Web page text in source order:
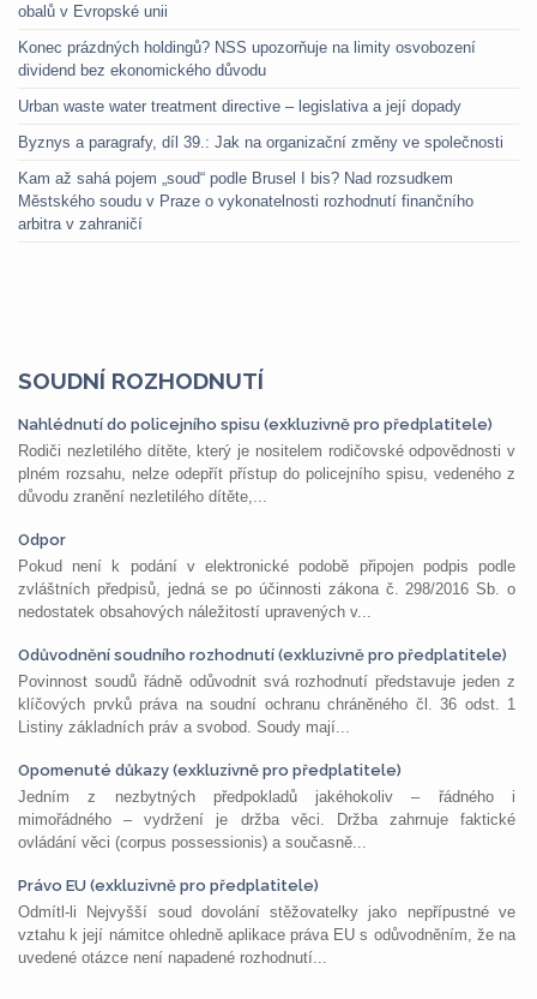
obalů v Evropské unii
Konec prázdných holdingů? NSS upozorňuje na limity osvobození
dividend bez ekonomického důvodu
Urban waste water treatment directive – legislativa a její dopady
Byznys a paragrafy, díl 39.: Jak na organizační změny ve společnosti
Kam až sahá pojem „soud“ podle Brusel I bis? Nad rozsudkem
Městského soudu v Praze o vykonatelnosti rozhodnutí finančního
arbitra v zahraničí
SOUDNÍ ROZHODNUTÍ
Nahlédnutí do policejního spisu (exkluzivně pro předplatitele)
Rodiči nezletilého dítěte, který je nositelem rodičovské odpovědnosti v
plném rozsahu, nelze odepřít přístup do policejního spisu, vedeného z
důvodu zranění nezletilého dítěte,...
Odpor
Pokud není k podání v elektronické podobě připojen podpis podle
zvláštních předpisů, jedná se po účinnosti zákona č. 298/2016 Sb. o
nedostatek obsahových náležitostí upravených v...
Odůvodnění soudního rozhodnutí (exkluzivně pro předplatitele)
Povinnost soudů řádně odůvodnit svá rozhodnutí představuje jeden z
klíčových prvků práva na soudní ochranu chráněného čl. 36 odst. 1
Listiny základních práv a svobod. Soudy mají...
Opomenuté důkazy (exkluzivně pro předplatitele)
Jedním z nezbytných předpokladů jakéhokoliv – řádného i
mimořádného – vydržení je držba věci. Držba zahrnuje faktické
ovládání věci (corpus possessionis) a současně...
Právo EU (exkluzivně pro předplatitele)
Odmítl-li Nejvyšší soud dovolání stěžovatelky jako nepřípustné ve
vztahu k její námitce ohledně aplikace práva EU s odůvodněním, že na
uvedené otázce není napadené rozhodnutí...